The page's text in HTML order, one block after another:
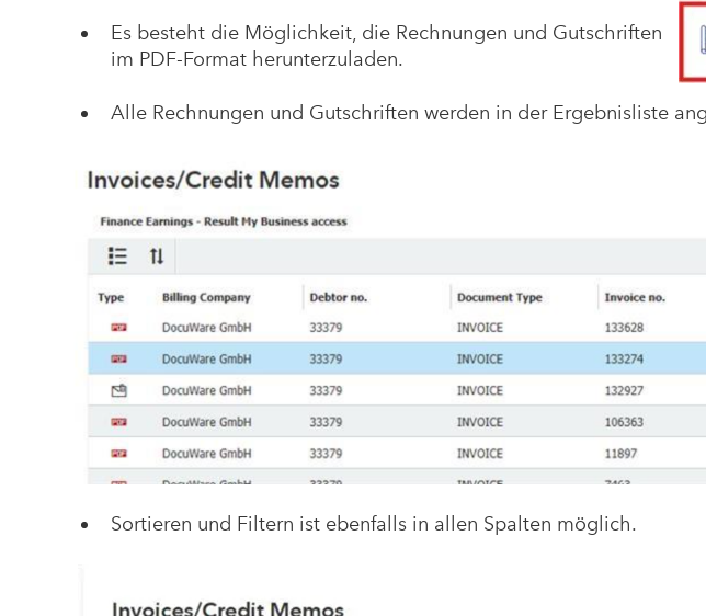
Es besteht die Möglichkeit, die Rechnungen und Gutschriften
im PDF-Format herunterzuladen.
Alle Rechnungen und Gutschriften werden in der Ergebnisliste
Sortieren und Filtern ist ebenfalls in allen Spalten möglich.